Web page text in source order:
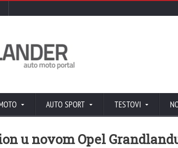
AUTO SPORT TESTOVI
u novom Opel